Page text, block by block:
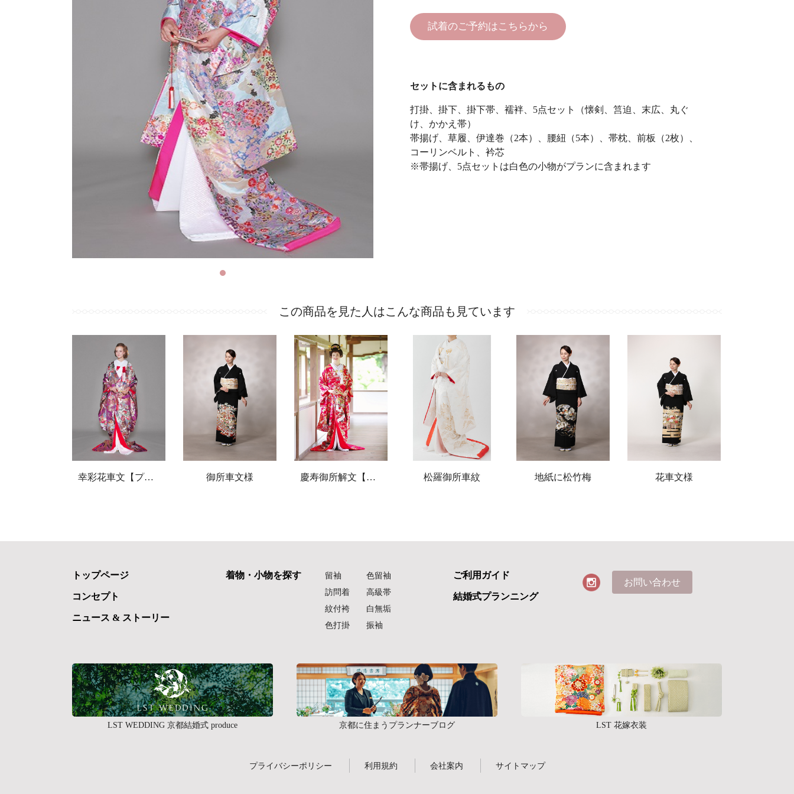
試着のご予約はこちらから
セットに含まれるもの
打掛、掛下、掛下帯、襦袢、5点セット（懐剣、筥迫、末広、丸ぐ
け、かかえ帯）
帯揚げ、草履、伊達巻（2本）、腰紐（5本）、帯枕、前板（2枚）、
コーリンベルト、衿芯
※帯揚げ、5点セットは白色の小物がプランに含まれます
この商品を見た人はこんな商品も見ています
幸彩花車文【プラン内】 御所車文様 慶寿御所解文【プラン内】 松羅御所車紋 地紙に松竹梅 花車文様
トップページ
コンセプト
ニュース & ストーリー
着物・小物を探す 留袖
色留袖
訪問着
高級帯
紋付袴
白無垢
色打掛
振袖
ご利用ガイド
結婚式プランニング
お問い合わせ
LST WEDDING 京都結婚式 produce 京都に住まうプランナーブログ LST 花嫁衣装
プライバシーポリシー 利用規約 会社案内 サイトマップ